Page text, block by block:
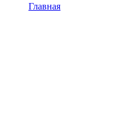
Главная